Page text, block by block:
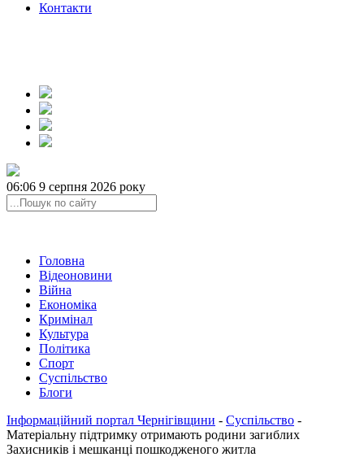
Контакти
06:06 9 серпня 2026 року
Головна
Відеоновини
Війна
Економіка
Кримінал
Культура
Політика
Спорт
Суспільство
Блоги
Інформаційний портал Чернігівщини - Суспільство -
Матеріальну підтримку отримають родини загиблих
Захисників і мешканці пошкодженого житла